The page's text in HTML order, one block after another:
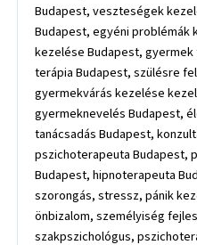
Budapest, veszteségek
Budapest, egyéni
kezelése Budapest,
terápia Budapest, szülésre
gyermekvárás kezelése
gyermeknevelés Budapest,
tanácsadás Budapest,
pszichoterapeuta Budapest,
Budapest, hipnoterapeuta
szorongás, stressz, pánik
önbizalom, személyiség
szakpszichológus,